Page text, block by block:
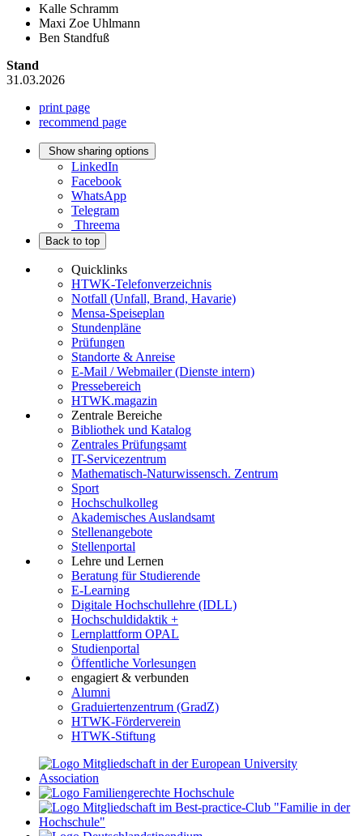
Kalle Schramm
Maxi Zoe Uhlmann
Ben Standfuß
Stand
31.03.2026
print page
recommend page
Show sharing options
LinkedIn
Facebook
WhatsApp
Telegram
Threema
Back to top
Quicklinks
HTWK-Telefonverzeichnis
Notfall (Unfall, Brand, Havarie)
Mensa-Speiseplan
Stundenpläne
Prüfungen
Standorte & Anreise
E-Mail / Webmailer (Dienste intern)
Pressebereich
HTWK.magazin
Zentrale Bereiche
Bibliothek und Katalog
Zentrales Prüfungsamt
IT-Servicezentrum
Mathematisch-Naturwissensch. Zentrum
Sport
Hochschulkolleg
Akademisches Auslandsamt
Stellenangebote
Stellenportal
Lehre und Lernen
Beratung für Studierende
E-Learning
Digitale Hochschullehre (IDLL)
Hochschuldidaktik +
Lernplattform OPAL
Studienportal
Öffentliche Vorlesungen
engagiert & verbunden
Alumni
Graduiertenzentrum (GradZ)
HTWK-Förderverein
HTWK-Stiftung